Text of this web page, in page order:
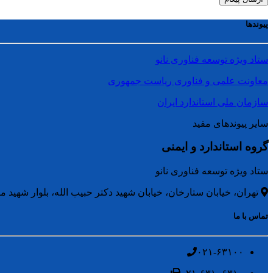
پیوندها
ستاد ویژه توسعه فناوری نانو
معاونت علمی و فناوری ریاست جمهوری
سازمان ملی استاندارد ایران
سایر پیوندهای مفید
گروه استاندارد و ایمنی
ستاد ویژه توسعه فناوری نانو
تهران، خیابان ستارخان، خیابان شهید دکتر حبیب الله، بلوار شهید
تماس با ما
۰۲۱-۶۳۱۰۰